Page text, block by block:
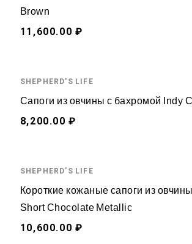
Brown
11,600.00 ₽
SHEPHERD'S LIFE
Сапоги из овчины с бахромой Indy
8,200.00 ₽
SHEPHERD'S LIFE
Короткие кожаные сапоги из
Short Chocolate Metallic
10,600.00 ₽